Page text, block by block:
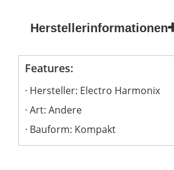
Herstellerinformationen
Features:
Hersteller: Electro Harmonix
Art: Andere
Bauform: Kompakt